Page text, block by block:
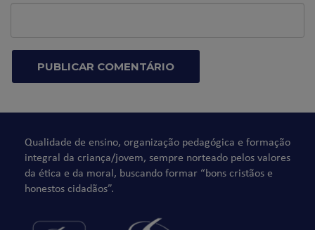
Qualidade de ensino, organização pedagógica e formação
integral da criança/jovem, sempre norteado pelos valores
da ética e da moral, buscando formar “bons cristãos e
honestos cidadãos”.